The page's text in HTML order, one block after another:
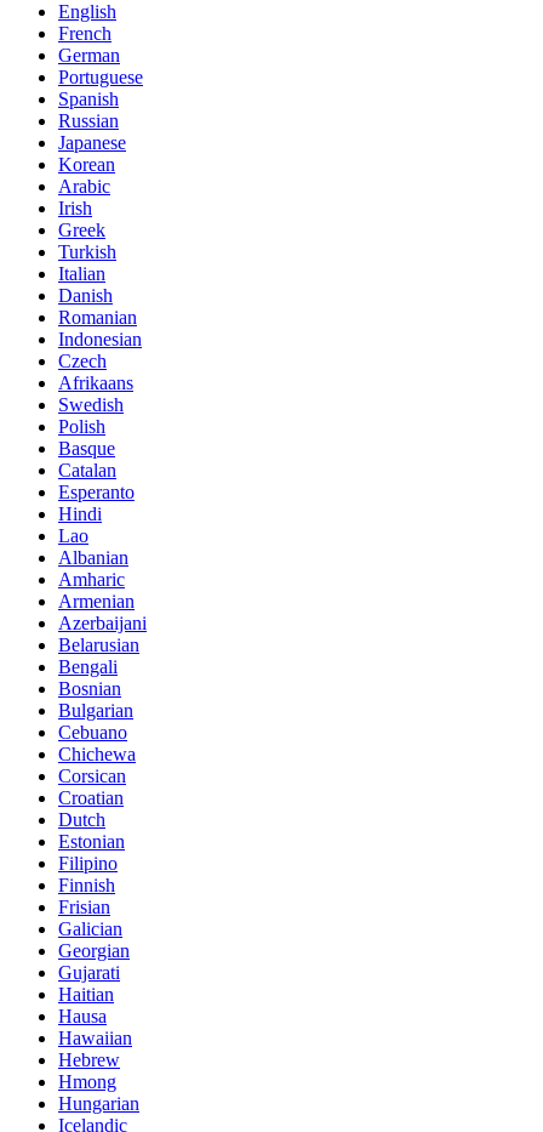
English
French
German
Portuguese
Spanish
Russian
Japanese
Korean
Arabic
Irish
Greek
Turkish
Italian
Danish
Romanian
Indonesian
Czech
Afrikaans
Swedish
Polish
Basque
Catalan
Esperanto
Hindi
Lao
Albanian
Amharic
Armenian
Azerbaijani
Belarusian
Bengali
Bosnian
Bulgarian
Cebuano
Chichewa
Corsican
Croatian
Dutch
Estonian
Filipino
Finnish
Frisian
Galician
Georgian
Gujarati
Haitian
Hausa
Hawaiian
Hebrew
Hmong
Hungarian
Icelandic